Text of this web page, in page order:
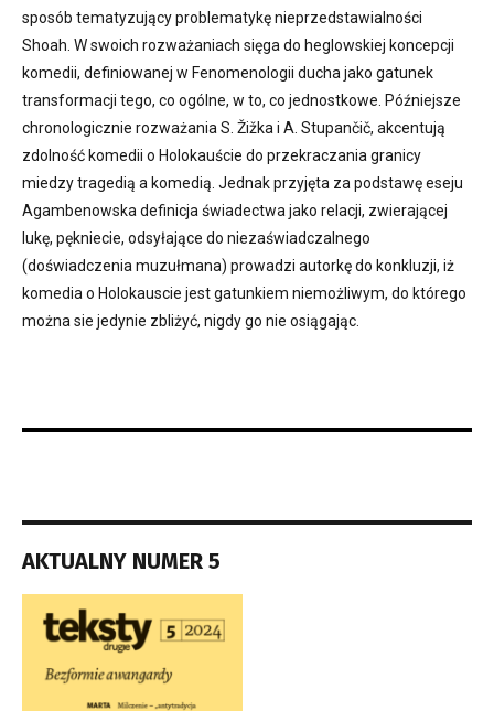
sposób tematyzujący problematykę nieprzedstawialności
Shoah. W swoich rozważaniach sięga do heglowskiej koncepcji
komedii, definiowanej w Fenomenologii ducha jako gatunek
transformacji tego, co ogólne, w to, co jednostkowe. Późniejsze
chronologicznie rozważania S. Žižka i A. Stupančič, akcentują
zdolność komedii o Holokauście do przekraczania granicy
miedzy tragedią a komedią. Jednak przyjęta za podstawę eseju
Agambenowska definicja świadectwa jako relacji, zwierającej
lukę, pękniecie, odsyłające do niezaświadczalnego
(doświadczenia muzułmana) prowadzi autorkę do konkluzji, iż
komedia o Holokauscie jest gatunkiem niemożliwym, do którego
można sie jedynie zbliżyć, nigdy go nie osiągając.
AKTUALNY NUMER 5